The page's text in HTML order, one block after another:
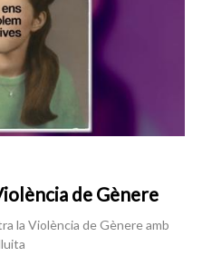
de Gènere
la Violència de Gènere amb